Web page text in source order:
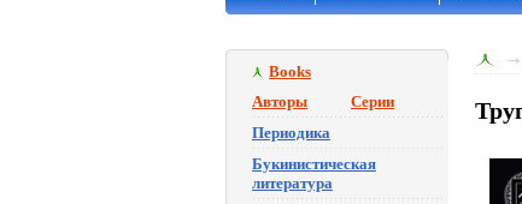
Books
Авторы
Серии
Периодика
Букинистическая
литература